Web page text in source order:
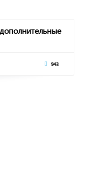
943